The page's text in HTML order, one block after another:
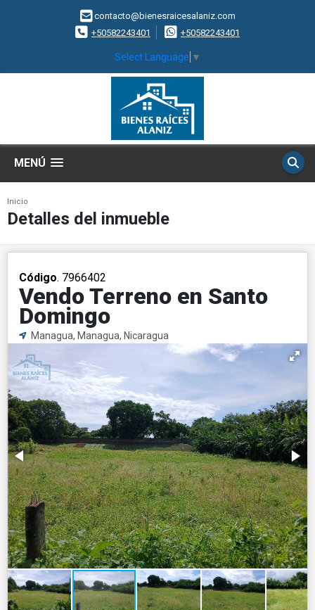
contacto@bienesraicesalaniz.com
+50582243401
+50582243401
Select Language ▼
MENÚ
Inicio
Detalles del inmueble
Código. 7966402
Vendo Terreno en Santo
Domingo
Managua, Managua, Nicaragua